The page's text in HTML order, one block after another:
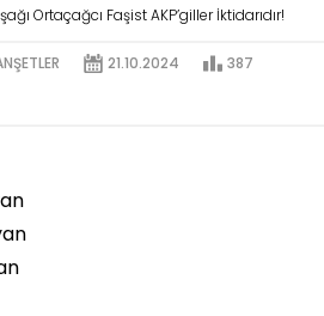
Ortaçağcı Faşist AKP’giller İktidarıdır!
21.10.2024 387